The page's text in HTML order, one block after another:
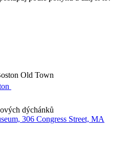
Old Town
dýchánků
306 Congress Street, MA